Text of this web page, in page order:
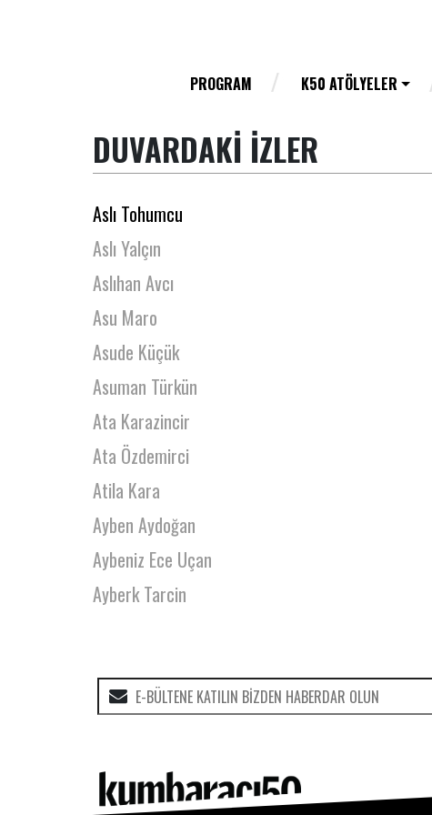
PROGRAM K50 ATÖLYELER
DUVARDAKİ İZLER
Aslı Sarıoğlu
Aslı Selin Uca
Aslı Tohumcu
Aslı Yalçın
Aslıhan Avcı
Asu Maro
Asude Küçük
Asuman Türkün
Ata Karazincir
Ata Özdemirci
Atila Kara
Ayben Aydoğan
Aybeniz Ece Uçan
Ayberk Tarcin
Ayla Çınaroğlu
Ayse Erktin
Aysel Sakarya